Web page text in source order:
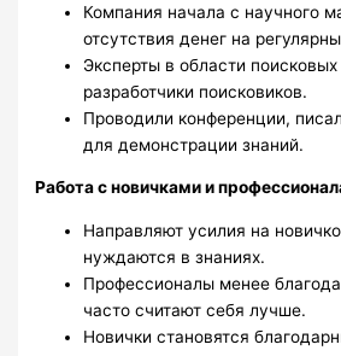
Компания начала с научного
отсутствия денег на
Эксперты в области
разработчики поисковиков.
Проводили конференции,
для демонстрации знаний.
Работа с новичками и
Направляют усилия на
нуждаются в знаниях.
Профессионалы менее
часто считают себя лучше.
Новички становятся